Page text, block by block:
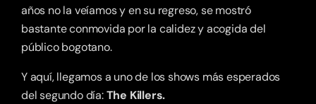
años no la veíamos y en su regreso, se mostró
bastante conmovida por la calidez y acogida del
público bogotano.
Y aquí, llegamos a uno de los shows más esperados
del segundo día: The Killers.